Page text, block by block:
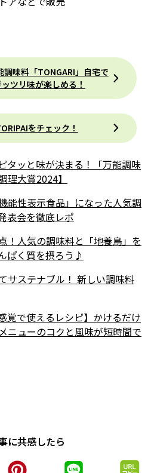
味料「TONGARI」自宅で
ツリ味が楽しめる！
をチェック！
タッと味が決まる！「万能調味
理大賞2024】
性表示食品」になった人気調
表会を徹底レポ
！人気の調味料と「地養鳥」を
ぱく質を摂ろう♪
サステナブル！ 新しい調味料
覚で使えるレシピ】かけるだけ
ニューのコクと風味が短時間で
に共感したら